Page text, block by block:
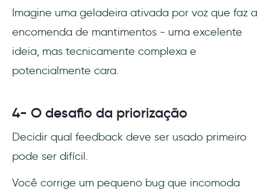
Imagine uma geladeira ativada por voz que faz a
encomenda de mantimentos - uma excelente
ideia, mas tecnicamente complexa e
potencialmente cara.
4- O desafio da priorização
Decidir qual feedback deve ser usado primeiro
pode ser difícil.
Você corrige um pequeno bug que incomoda